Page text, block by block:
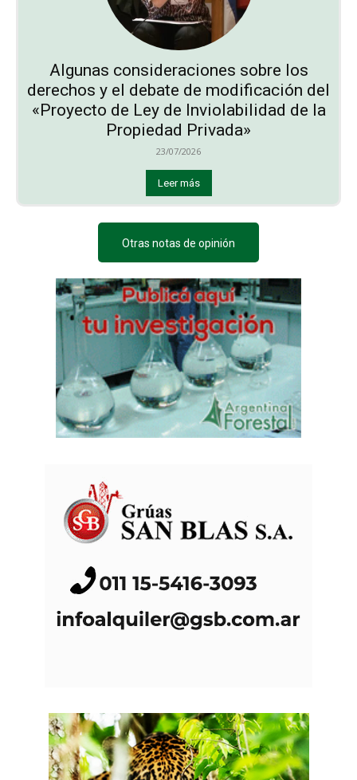
Algunas consideraciones sobre los
derechos y el debate de modificación del
«Proyecto de Ley de Inviolabilidad de la
Propiedad Privada»
23/07/2026
Leer más
Otras notas de opinión